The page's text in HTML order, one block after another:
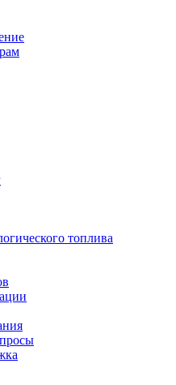
топлива